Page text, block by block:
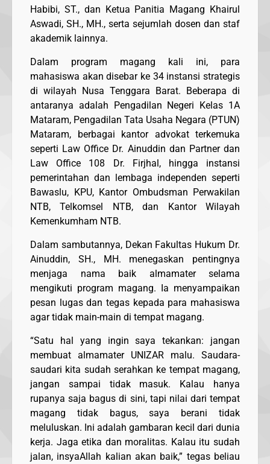
Habibi, ST., dan Ketua Panitia Magang Khairul
Aswadi, SH., MH., serta sejumlah dosen dan staf
akademik lainnya.
Dalam program magang kali ini, para
mahasiswa akan disebar ke 34 instansi strategis
di wilayah Nusa Tenggara Barat. Beberapa di
antaranya adalah Pengadilan Negeri Kelas 1A
Mataram, Pengadilan Tata Usaha Negara (PTUN)
Mataram, berbagai kantor advokat terkemuka
seperti Law Office Dr. Ainuddin dan Partner dan
Law Office 108 Dr. Firjhal, hingga instansi
pemerintahan dan lembaga independen seperti
Bawaslu, KPU, Kantor Ombudsman Perwakilan
NTB, Telkomsel NTB, dan Kantor Wilayah
Kemenkumham NTB.
Dalam sambutannya, Dekan Fakultas Hukum Dr.
Ainuddin, SH., MH. menegaskan pentingnya
menjaga nama baik almamater selama
mengikuti program magang. Ia menyampaikan
pesan lugas dan tegas kepada para mahasiswa
agar tidak main-main di tempat magang.
“Satu hal yang ingin saya tekankan: jangan
membuat almamater UNIZAR malu. Saudara-
saudari kita sudah serahkan ke tempat magang,
jangan sampai tidak masuk. Kalau hanya
rupanya saja bagus di sini, tapi nilai dari tempat
magang tidak bagus, saya berani tidak
meluluskan. Ini adalah gambaran kecil dari dunia
kerja. Jaga etika dan moralitas. Kalau itu sudah
jalan, insyaAllah kalian akan baik,” tegas beliau